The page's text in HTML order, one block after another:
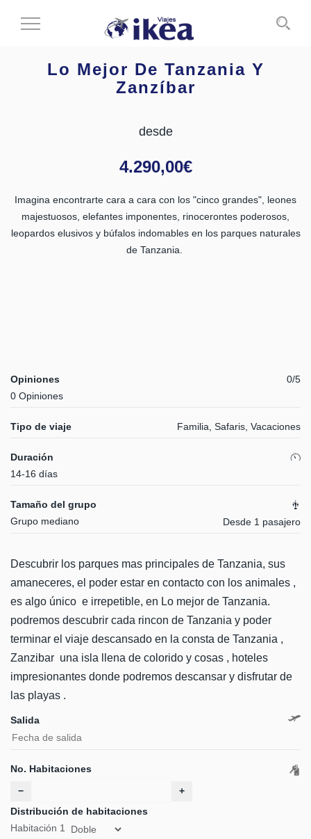
Cambiar
Lo Mejor De Tanzania Y
Zanzíbar
desde
4.290,00€
Imagina encontrarte cara a cara con los "cinco grandes", leones
majestuosos, elefantes imponentes, rinocerontes poderosos,
leopardos elusivos y búfalos indomables en los parques naturales
de Tanzania.
Opiniones
0 Opiniones
0/5
Tipo de viaje Familia, Safaris, Vacaciones
Duración
14-16 días
Tamaño del grupo
Grupo mediano
Desde 1 pasajero
Descubrir los parques mas principales de Tanzania, sus
amaneceres, el poder estar en contacto con los animales ,
es algo único e irrepetible, en Lo mejor de Tanzania.
podremos descubrir cada rincon de Tanzania y poder
terminar el viaje descansado en la consta de Tanzania ,
Zanzibar una isla llena de colorido y cosas , hoteles
impresionantes donde podremos descansar y disfrutar de
las playas .
Salida
No. Habitaciones
−
+
Distribución de habitaciones
Habitación 1